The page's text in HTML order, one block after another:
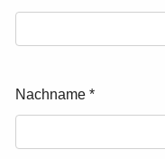
Nachname*